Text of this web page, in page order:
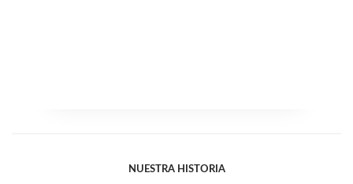
NUESTRA HISTORIA